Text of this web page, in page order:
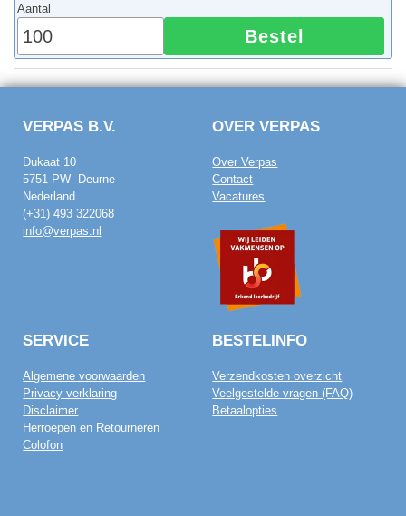
Aantal
Bestel
VERPAS B.V.
Dukaat 10
5751 PW Deurne
Nederland
(+31) 493 322068
info@verpas.nl
OVER VERPAS
Over Verpas
Contact
Vacatures
SERVICE
Algemene voorwaarden
Privacy verklaring
Disclaimer
Herroepen en Retourneren
Colofon
BESTELINFO
Verzendkosten overzicht
Veelgestelde vragen (FAQ)
Betaalopties